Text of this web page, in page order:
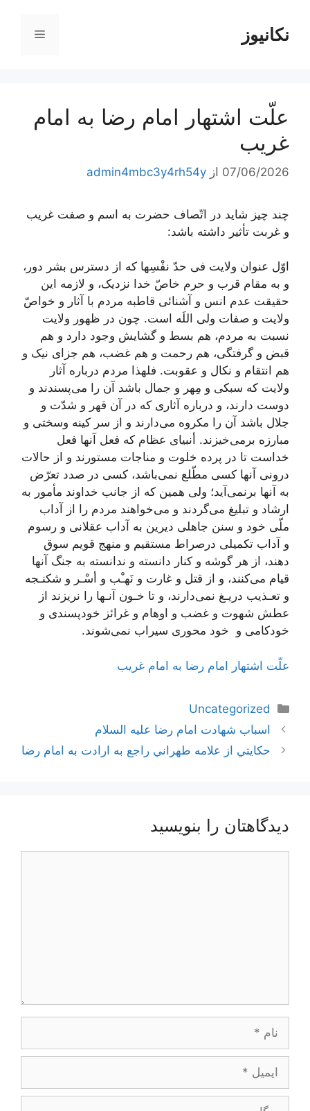
محتوانکانیوز فهرست
علّت اشتهار امام رضا به امام
غريب
07/06/2026 از admin4mbc3y4rh54y
چند چیز شاید در اتّصاف حضرت به اسم و صفت غریب
و غربت تأثیر داشته باشد:
اوّل عنوان ولایت فی حدّ نفْسِها که از دسترس بشر دور،
و به مقام قرب و حرم خاصّ خدا نزدیک، و لازمه این
حقیقت عدم انس و آشنائی قاطبه مردم با آثار و خواصّ
ولایت و صفات ولی اللَه است. چون در ظهور ولایت
نسبت به مردم، هم بسط و گشایش وجود دارد و هم
قبض و گرفتگی، هم رحمت و هم غضب، هم جزای نیک و
هم انتقام و نکال و عقوبت. فلهذا مردم درباره آثار
ولایت که سبکی و مِهر و جمال باشد آن را می‌پسندند و
دوست دارند، و درباره آثاری که در آن قهر و شدّت و
جلال باشد آن را مکروه می‌دارند و از سر کینه وسختی و
مبارزه برمی‌خیزند. أنبیای عظام که فعل آنها فعل
خداست تا در پرده خلوت و مناجات مستورند و از حالات
درونی آنها کسی مطّلع نمی‌باشد، کسی در صدد تعرّض
به آنها برنمی‌آید؛ ولی همین که از جانب خداوند مأمور به
ارشاد و تبلیغ می‌گردند و می‌خواهند مردم را از آداب
ملّی خود و سنن جاهلی دیرین به آداب عقلانی و رسوم
و آداب تکمیلی درصراط مستقیم و منهج قویم سوق
دهند، از هر گوشه و کنار دانسته و ندانسته به جنگ آنها
قیام می‌کنند، و از قتل و غارت و نَهـْب و أسْـر و شکنـجه
و تعـذیب دریـغ نمی‌دارند، و تا خـون آنـها را نریزند از
عطش شهوت و غضب و اوهام و غرائز خودپسندی و
خودکامی‌ و خود محوری سیراب نمی‌شوند.
علّت اشتهار امام رضا به امام غريب
دسته‌ها
Uncategorized
ناوبری
نوشته‌ها
اسباب شهادت امام رضا علیه السلام
حكايتي از علامه طهراني راجع به ارادت به امام رضا
دیدگاهتان را بنویسید
وبگاه